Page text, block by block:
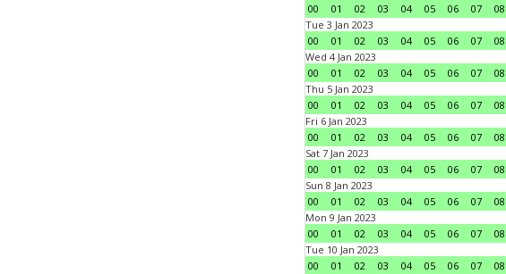
00
01 02 03 04 05 06 07 08
Tue 3 Jan 2023
00
01 02 03 04 05 06 07 08
Wed 4 Jan 2023
00
01 02 03 04 05 06 07 08
Thu 5 Jan 2023
00
01 02 03 04 05 06 07 08
Fri 6 Jan 2023
00
01 02 03 04 05 06 07 08
Sat 7 Jan 2023
00
01 02 03 04 05 06 07 08
Sun 8 Jan 2023
00
01 02 03 04 05 06 07 08
Mon 9 Jan 2023
00
01 02 03 04 05 06 07 08
Tue 10 Jan 2023
00
01 02 03 04 05 06 07 08